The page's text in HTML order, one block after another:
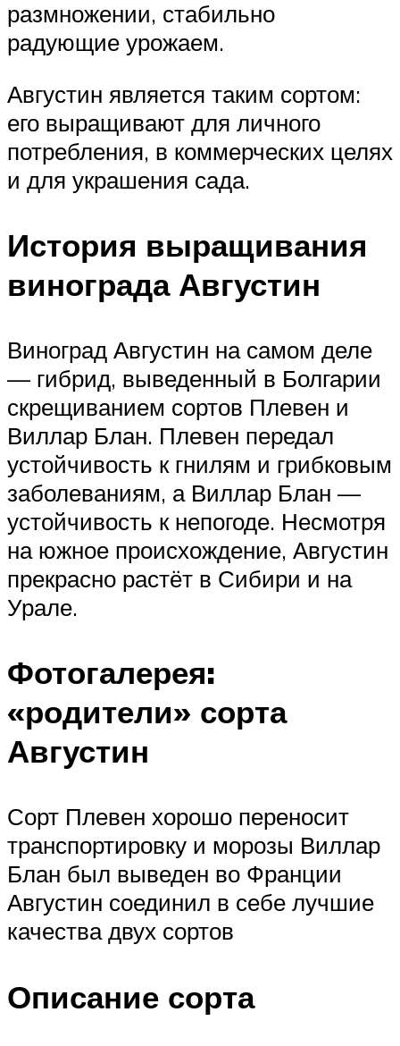
размножении, стабильно
радующие урожаем.
Августин является таким сортом:
его выращивают для личного
потребления, в коммерческих целях
и для украшения сада.
История выращивания
винограда Августин
Виноград Августин на самом деле
— гибрид, выведенный в Болгарии
скрещиванием сортов Плевен и
Виллар Блан. Плевен передал
устойчивость к гнилям и грибковым
заболеваниям, а Виллар Блан —
устойчивость к непогоде. Несмотря
на южное происхождение, Августин
прекрасно растёт в Сибири и на
Урале.
Фотогалерея:
«родители» сорта
Августин
Сорт Плевен хорошо переносит
транспортировку и морозы Виллар
Блан был выведен во Франции
Августин соединил в себе лучшие
качества двух сортов
Описание сорта